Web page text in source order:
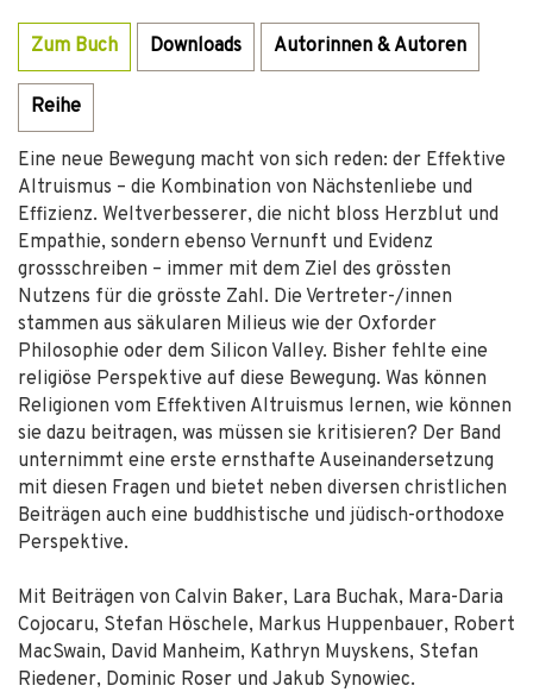
Zum Buch Downloads Autorinnen & Autoren
Reihe
Eine neue Bewegung macht von sich reden: der Effektive
Altruismus – die Kombination von Nächstenliebe und
Effizienz. Weltverbesserer, die nicht bloss Herzblut und
Empathie, sondern ebenso Vernunft und Evidenz
grossschreiben – immer mit dem Ziel des grössten
Nutzens für die grösste Zahl. Die Vertreter-/innen
stammen aus säkularen Milieus wie der Oxforder
Philosophie oder dem Silicon Valley. Bisher fehlte eine
religiöse Perspektive auf diese Bewegung. Was können
Religionen vom Effektiven Altruismus lernen, wie können
sie dazu beitragen, was müssen sie kritisieren? Der Band
unternimmt eine erste ernsthafte Auseinandersetzung
mit diesen Fragen und bietet neben diversen christlichen
Beiträgen auch eine buddhistische und jüdisch-orthodoxe
Perspektive.
Mit Beiträgen von Calvin Baker, Lara Buchak, Mara-Daria
Cojocaru, Stefan Höschele, Markus Huppenbauer, Robert
MacSwain, David Manheim, Kathryn Muyskens, Stefan
Riedener, Dominic Roser und Jakub Synowiec.